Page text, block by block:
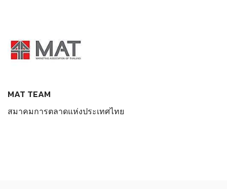
MAT TEAM
สมาคมการตลาดแห่งประเทศไทย